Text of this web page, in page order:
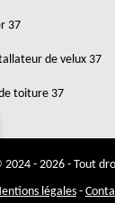
37
de velux 37
toiture 37
2024 - 2026 - Tout
légales -